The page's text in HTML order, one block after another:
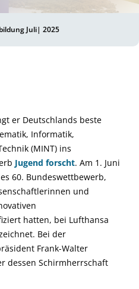
Juli| 2025
er Deutschlands beste
Informatik,
(MINT) ins
Jugend forscht. Am 1. Juni
60. Bundeswettbewerb,
und
hatten, bei Lufthansa
Bei der
Frank-Walter
dessen Schirmherrschaft